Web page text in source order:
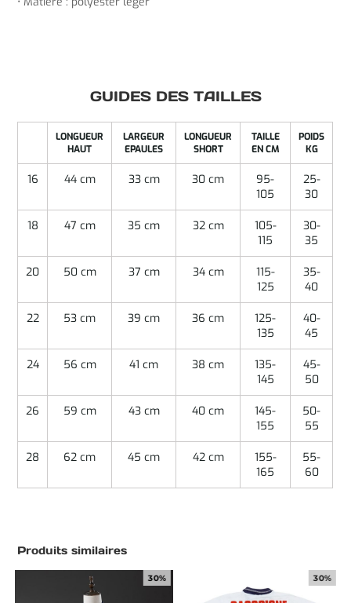
GUIDES DES TAILLES
LONGUEUR
HAUT
LARGEUR
EPAULES
LONGUEUR
SHORT
TAILLE
EN CM
POIDS
KG
16 44 cm 33 cm 30 cm
95-
105
25-
30
18 47 cm 35 cm 32 cm
105-
115
30-
35
20 50 cm 37 cm 34 cm
115-
125
35-
40
22 53 cm 39 cm 36 cm
125-
135
40-
45
24 56 cm 41 cm 38 cm
135-
145
45-
50
26 59 cm 43 cm 40 cm
145-
155
50-
55
28 62 cm 45 cm 42 cm
155-
165
55-
60
Produits similaires
30% 30%